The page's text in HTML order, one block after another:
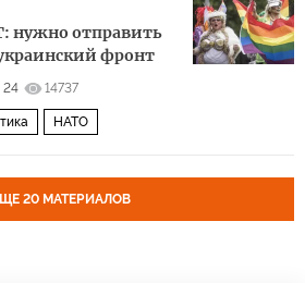
нужно отправить
фронт
24 14737
НАТО
20 МАТЕРИАЛОВ